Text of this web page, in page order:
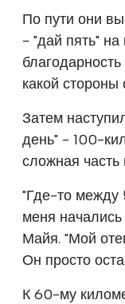
По пути они
- "дай пять"
какой стороны
Затем
день" - 100-
сложная часть
"Где-то
меня
Майя. "Мой
Он просто
К 60-му